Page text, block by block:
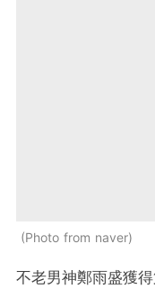
Photo from naver
不老男神鄭雨盛獲